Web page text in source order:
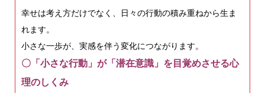
幸せは考え方だけでなく、日々の行動の積み重ねから生ま
れます。
小さな一歩が、実感を伴う変化につながります。
〇「小さな行動」が「潜在意識」を目覚めさせる心
理のしくみ